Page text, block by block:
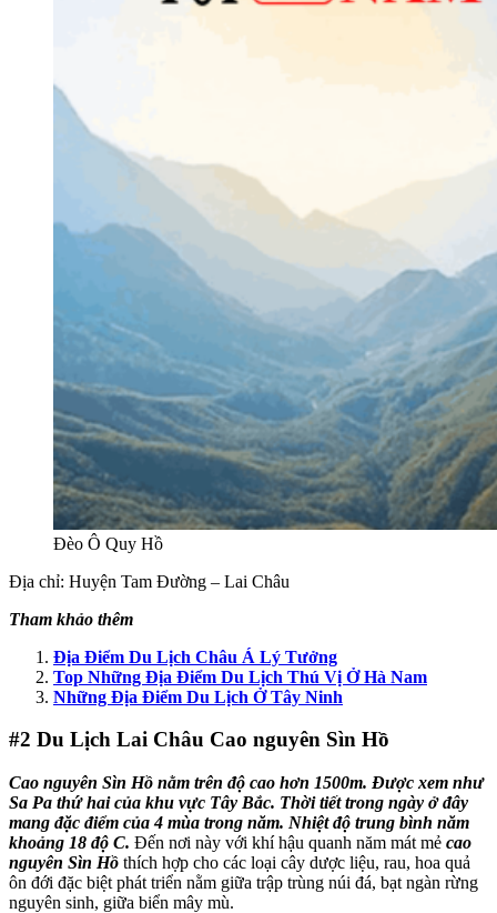
Đèo Ô Quy Hồ
Địa chỉ: Huyện Tam Đường – Lai Châu
Tham khảo thêm
Địa Điểm Du Lịch Châu Á Lý Tưởng
Top Những Địa Điểm Du Lịch Thú Vị Ở Hà Nam
Những Địa Điểm Du Lịch Ở Tây Ninh
#2 Du Lịch Lai Châu Cao nguyên Sìn Hồ
Cao nguyên Sìn Hồ nằm trên độ cao hơn 1500m. Được xem như
Sa Pa thứ hai của khu vực Tây Bắc. Thời tiết trong ngày ở đây
mang đặc điểm của 4 mùa trong năm. Nhiệt độ trung bình năm
khoảng 18 độ C. Đến nơi này với khí hậu quanh năm mát mẻ cao
nguyên Sìn Hồ thích hợp cho các loại cây dược liệu, rau, hoa quả
ôn đới đặc biệt phát triển nằm giữa trập trùng núi đá, bạt ngàn rừng
nguyên sinh, giữa biển mây mù.